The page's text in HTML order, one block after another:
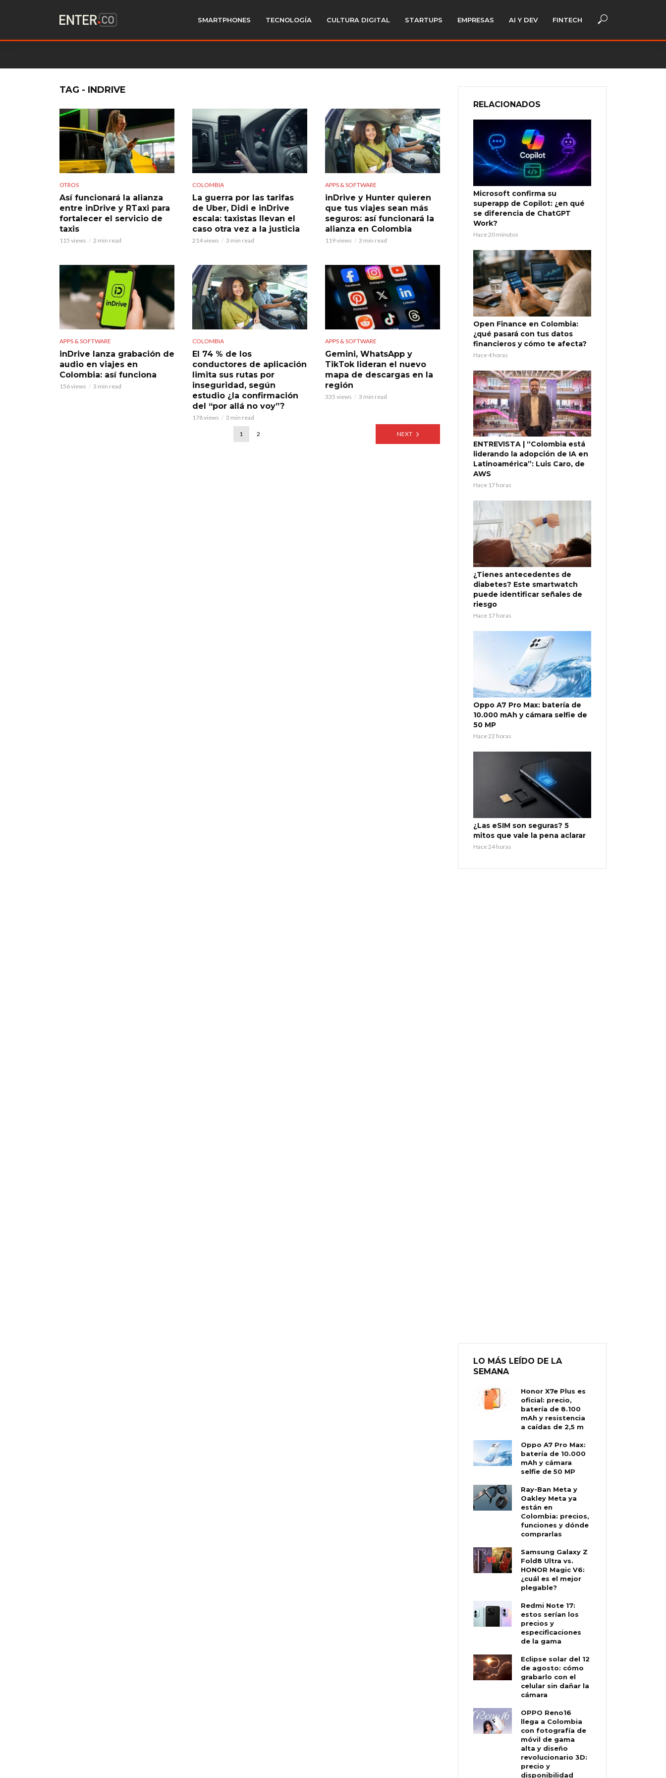
SMARTPHONES TECNOLOGÍA CULTURA DIGITAL STARTUPS EMPRESAS AI Y DEV FINTECH
TAG - INDRIVE
OTROS
Así funcionará la alianza
entre inDrive y RTaxi para
fortalecer el servicio de
taxis
115 views 2 min read
COLOMBIA
La guerra por las tarifas
de Uber, Didi e inDrive
escala: taxistas llevan el
caso otra vez a la justicia
214 views 3 min read
APPS & SOFTWARE
inDrive y Hunter quieren
que tus viajes sean más
seguros: así funcionará la
alianza en Colombia
119 views 3 min read
APPS & SOFTWARE
inDrive lanza grabación de
audio en viajes en
Colombia: así funciona
156 views 3 min read
COLOMBIA
El 74 % de los
conductores de aplicación
limita sus rutas por
inseguridad, según
estudio ¿la confirmación
del “por allá no voy”?
178 views 3 min read
APPS & SOFTWARE
Gemini, WhatsApp y
TikTok lideran el nuevo
mapa de descargas en la
región
335 views 3 min read
1 2 NEXT
RELACIONADOS
Microsoft confirma su
superapp de Copilot: ¿en qué
se diferencia de ChatGPT
Work?
Hace 20 minutos
Open Finance en Colombia:
¿qué pasará con tus datos
financieros y cómo te afecta?
Hace 4 horas
ENTREVISTA | “Colombia está
liderando la adopción de IA en
Latinoamérica”: Luis Caro, de
AWS
Hace 17 horas
¿Tienes antecedentes de
diabetes? Este smartwatch
puede identificar señales de
riesgo
Hace 17 horas
Oppo A7 Pro Max: batería de
10.000 mAh y cámara selfie de
50 MP
Hace 22 horas
¿Las eSIM son seguras? 5
mitos que vale la pena aclarar
Hace 24 horas
LO MÁS LEÍDO DE LA
SEMANA
Honor X7e Plus es
oficial: precio,
batería de 8.100
mAh y resistencia
a caídas de 2,5 m
Oppo A7 Pro Max:
batería de 10.000
mAh y cámara
selfie de 50 MP
Ray-Ban Meta y
Oakley Meta ya
están en
Colombia: precios,
funciones y dónde
comprarlas
Samsung Galaxy Z
Fold8 Ultra vs.
HONOR Magic V6:
¿cuál es el mejor
plegable?
Redmi Note 17:
estos serían los
precios y
especificaciones
de la gama
Eclipse solar del 12
de agosto: cómo
grabarlo con el
celular sin dañar la
cámara
OPPO Reno16
llega a Colombia
con fotografía de
móvil de gama
alta y diseño
revolucionario 3D:
precio y
disponibilidad